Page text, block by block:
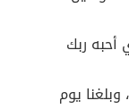
ربك
يوم